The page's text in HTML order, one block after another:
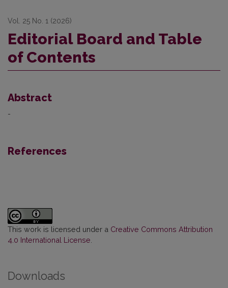
Vol. 25 No. 1 (2026)
Editorial Board and Table
of Contents
Abstract
-
References
This work is licensed under a Creative Commons Attribution
4.0 International License
Downloads